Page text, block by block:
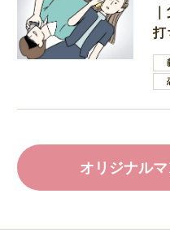
オリジナル